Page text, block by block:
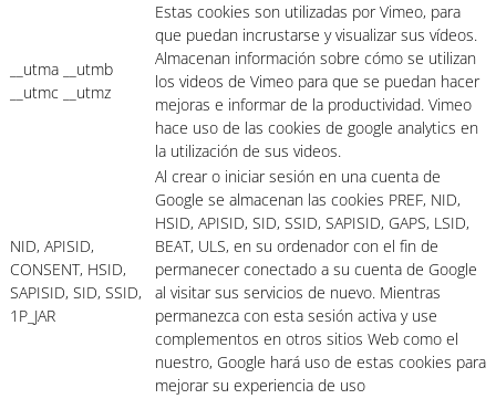
__utma __utmb
__utmc __utmz
Estas cookies son utilizadas por Vimeo, para
que puedan incrustarse y visualizar sus vídeos.
Almacenan información sobre cómo se utilizan
los videos de Vimeo para que se puedan hacer
mejoras e informar de la productividad. Vimeo
hace uso de las cookies de google analytics en
la utilización de sus videos.
NID, APISID,
CONSENT, HSID,
SAPISID, SID, SSID,
1P_JAR
Al crear o iniciar sesión en una cuenta de
Google se almacenan las cookies PREF, NID,
HSID, APISID, SID, SSID, SAPISID, GAPS, LSID,
BEAT, ULS, en su ordenador con el fin de
permanecer conectado a su cuenta de Google
al visitar sus servicios de nuevo. Mientras
permanezca con esta sesión activa y use
complementos en otros sitios Web como el
nuestro, Google hará uso de estas cookies para
mejorar su experiencia de uso